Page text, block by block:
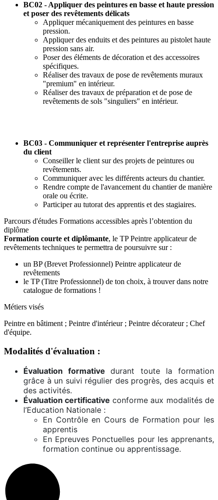
BC02 - Appliquer des peintures en basse et haute pression
et poser des revêtements délicats
Appliquer mécaniquement des peintures en basse
pression.
Appliquer des enduits et des peintures au pistolet haute
pression sans air.
Poser des éléments de décoration et des accessoires
spécifiques.
Réaliser des travaux de pose de revêtements muraux
"premium" en intérieur.
Réaliser des travaux de préparation et de pose de
revêtements de sols "singuliers" en intérieur.
BC03 - Communiquer et représenter l'entreprise auprès
du client
Conseiller le client sur des projets de peintures ou
revêtements.
Communiquer avec les différents acteurs du chantier.
Rendre compte de l'avancement du chantier de manière
orale ou écrite.
Participer au tutorat des apprentis et des stagiaires.
Parcours d'études Formations accessibles après l’obtention du
diplôme
Formation courte et diplômante, le TP Peintre applicateur de
revêtements techniques te permettra de poursuivre sur :
un BP (Brevet Professionnel) Peintre applicateur de
revêtements
le TP (Titre Professionnel) de ton choix, à trouver dans notre
catalogue de formations !
Métiers visés
Peintre en bâtiment ; Peintre d'intérieur ; Peintre décorateur ; Chef
d'équipe.
Modalités d'évaluation :
Évaluation formativedurant toute la formation
grâce à un suivi régulier des progrès, des acquis et
des activités.
Évaluation certificative conforme aux modalités de
l’Education Nationale :
En Contrôle en Cours de Formation pour les
apprentis
En Epreuves Ponctuelles pour les apprenants,
formation continue ou apprentissage.